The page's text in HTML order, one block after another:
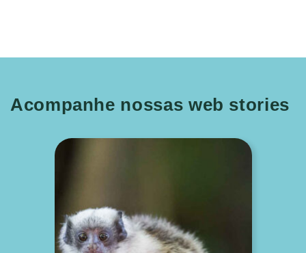
Acompanhe nossas web stories